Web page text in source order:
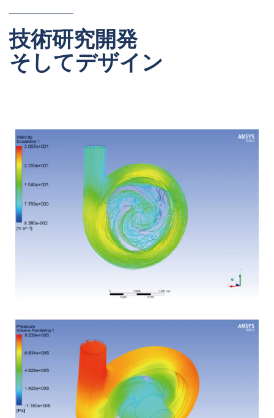
技術研究開発
そしてデザイン